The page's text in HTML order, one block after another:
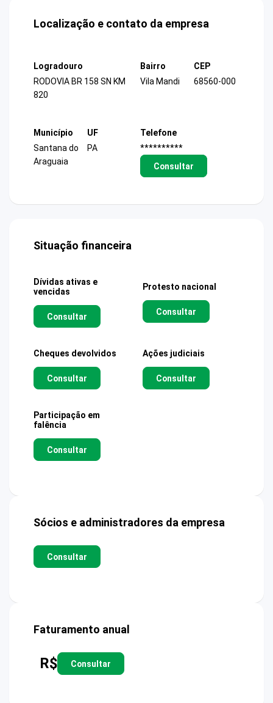
Localização e contato da empresa
Logradouro
RODOVIA BR 158 SN KM
820
Bairro
Vila Mandi
CEP
68560-000
Município
Santana do
Araguaia
UF
PA
Telefone
**********
Consultar
Situação financeira
Dívidas ativas e
vencidas
Consultar
Protesto nacional
Consultar
Cheques devolvidos
Consultar
Ações judiciais
Consultar
Participação em
falência
Consultar
Sócios e administradores da empresa
Consultar
Faturamento anual
R$ Consultar